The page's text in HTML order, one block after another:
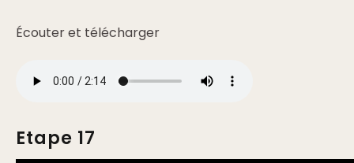
Écouter et télécharger
Etape 17